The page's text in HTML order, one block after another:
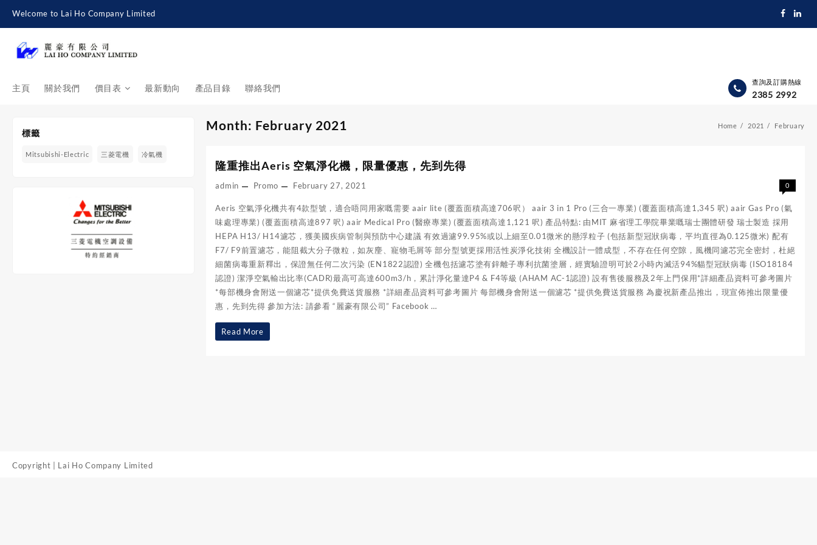
content
Welcome to Lai Ho Company Limited
主頁 關於我們 價目表 最新動向 產品目錄 聯絡我們
查詢及訂購熱線
2385 2992
標籤
Mitsubishi-Electric 三菱電機 冷氣機
Month: February 2021 Home 2021 February
隆重推出Aeris 空氣淨化機，限量優惠，先到先得
admin Promo February 27, 2021 0
Aeris 空氣淨化機共有4款型號，適合唔同用家嘅需要 aair lite (覆蓋面積高達706呎） aair 3 in 1 Pro (三合一專業) (覆蓋面積高達1,345 呎) aair Gas Pro (氣
味處理專業) (覆蓋面積高達897 呎) aair Medical Pro (醫療專業) (覆蓋面積高達1,121 呎) 產品特點: 由MIT 麻省理工學院畢業嘅瑞士團體研發 瑞士製造 採用
HEPA H13/ H14濾芯，獲美國疾病管制與預防中心建議 有效過濾99.95%或以上細至0.01微米的懸浮粒子 (包括新型冠狀病毒，平均直徑為0.125微米) 配有
F7/ F9前置濾芯，能阻截大分子微粒，如灰麈、寵物毛屑等 部分型號更採用活性炭淨化技術 全機設計一體成型，不存在任何空隙，風機同濾芯完全密封，杜絕
細菌病毒重新釋出，保證無任何二次污染 (EN1822認證) 全機包括濾芯塗有鋅離子專利抗菌塗層，經實驗證明可於2小時內滅活94%貓型冠狀病毒 (ISO18184
認證) 潔淨空氣輸出比率(CADR)最高可高達600m3/h，累計淨化量達P4 & F4等級 (AHAM AC-1認證) 設有售後服務及2年上門保用*詳細產品資料可參考圖片
*每部機身會附送一個濾芯*提供免費送貨服務 *詳細產品資料可參考圖片 每部機身會附送一個濾芯 *提供免費送貨服務 為慶祝新產品推出，現宣佈推出限量優
惠，先到先得 參加方法: 請參看 “麗豪有限公司” Facebook …
隆
Read More
Copyright | Lai Ho Company Limited